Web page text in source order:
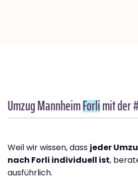
Umzug MannheimForlimit der
Weil wir wissen, dass jeder
nach Forli individuell ist,
ausführlich.